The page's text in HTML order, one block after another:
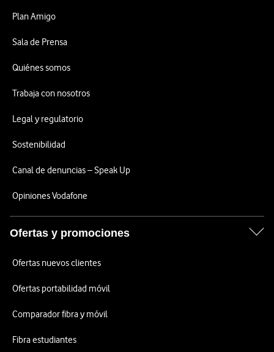
Plan Amigo
Sala de Prensa
Quiénes somos
Trabaja con nosotros
Legal y regulatorio
Sostenibilidad
Canal de denuncias – Speak Up
Opiniones Vodafone
Ofertas y promociones
Ofertas nuevos clientes
Ofertas portabilidad móvil
Comparador fibra y móvil
Fibra estudiantes